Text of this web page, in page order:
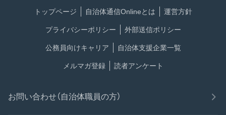
トップページ 自治体通信Onlineとは 運営方針
プライバシーポリシー 外部送信ポリシー
公務員向けキャリア 自治体支援企業一覧
メルマガ登録 読者アンケート
お問い合わせ（自治体職員の方）